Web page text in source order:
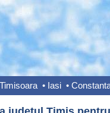
Timisoara • Iasi •